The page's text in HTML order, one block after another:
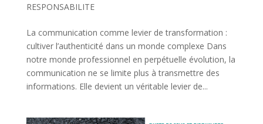
RESPONSABILITE
La communication comme levier de transformation :
cultiver l’authenticité dans un monde complexe Dans
notre monde professionnel en perpétuelle évolution, la
communication ne se limite plus à transmettre des
informations. Elle devient un véritable levier de...